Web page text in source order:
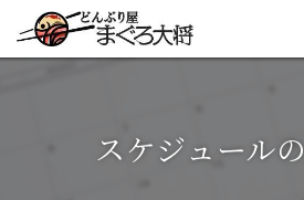
スケジュール